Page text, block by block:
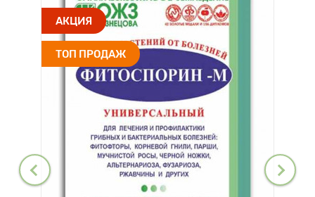
АКЦИЯ
ТОП ПРОДАЖ